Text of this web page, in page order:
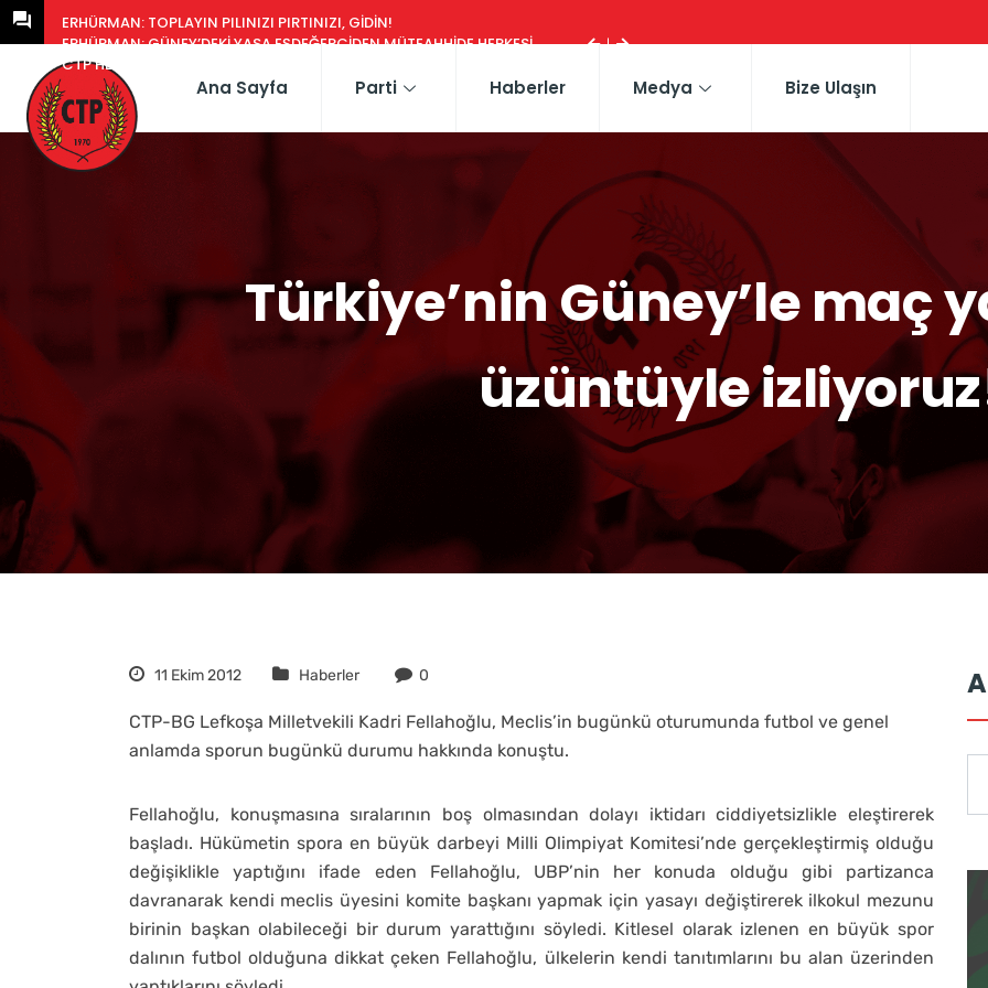
ERHÜRMAN: TOPLAYIN PILINIZI PIRTINIZI, GIDIN!
ERHÜRMAN: GÜNEY’DEKI YASA EŞDEĞERCIDEN MÜTEAHHIDE HERKESI ...
CTP HEYETI, TRAFIK EĞITIM PARKI’NI YERINDE INCELEDI
Ana Sayfa Parti Haberler Medya Bize Ulaşın
Türkiye’nin Güney’le maç
üzüntüyle
11 Ekim 2012 Haberler 0
CTP-BG Lefkoşa Milletvekili Kadri Fellahoğlu, Meclis’in bugünkü oturumunda futbol ve genel
anlamda sporun bugünkü durumu hakkında konuştu.
Fellahoğlu, konuşmasına sıralarının boş olmasından dolayı iktidarı ciddiyetsizlikle eleştirerek
başladı. Hükümetin spora en büyük darbeyi Milli Olimpiyat Komitesi’nde gerçekleştirmiş olduğu
değişiklikle yaptığını ifade eden Fellahoğlu, UBP’nin her konuda olduğu gibi partizanca
davranarak kendi meclis üyesini komite başkanı yapmak için yasayı değiştirerek ilkokul mezunu
birinin başkan olabileceği bir durum yarattığını söyledi. Kitlesel olarak izlenen en büyük spor
dalının futbol olduğuna dikkat çeken Fellahoğlu, ülkelerin kendi tanıtımlarını bu alan üzerinden